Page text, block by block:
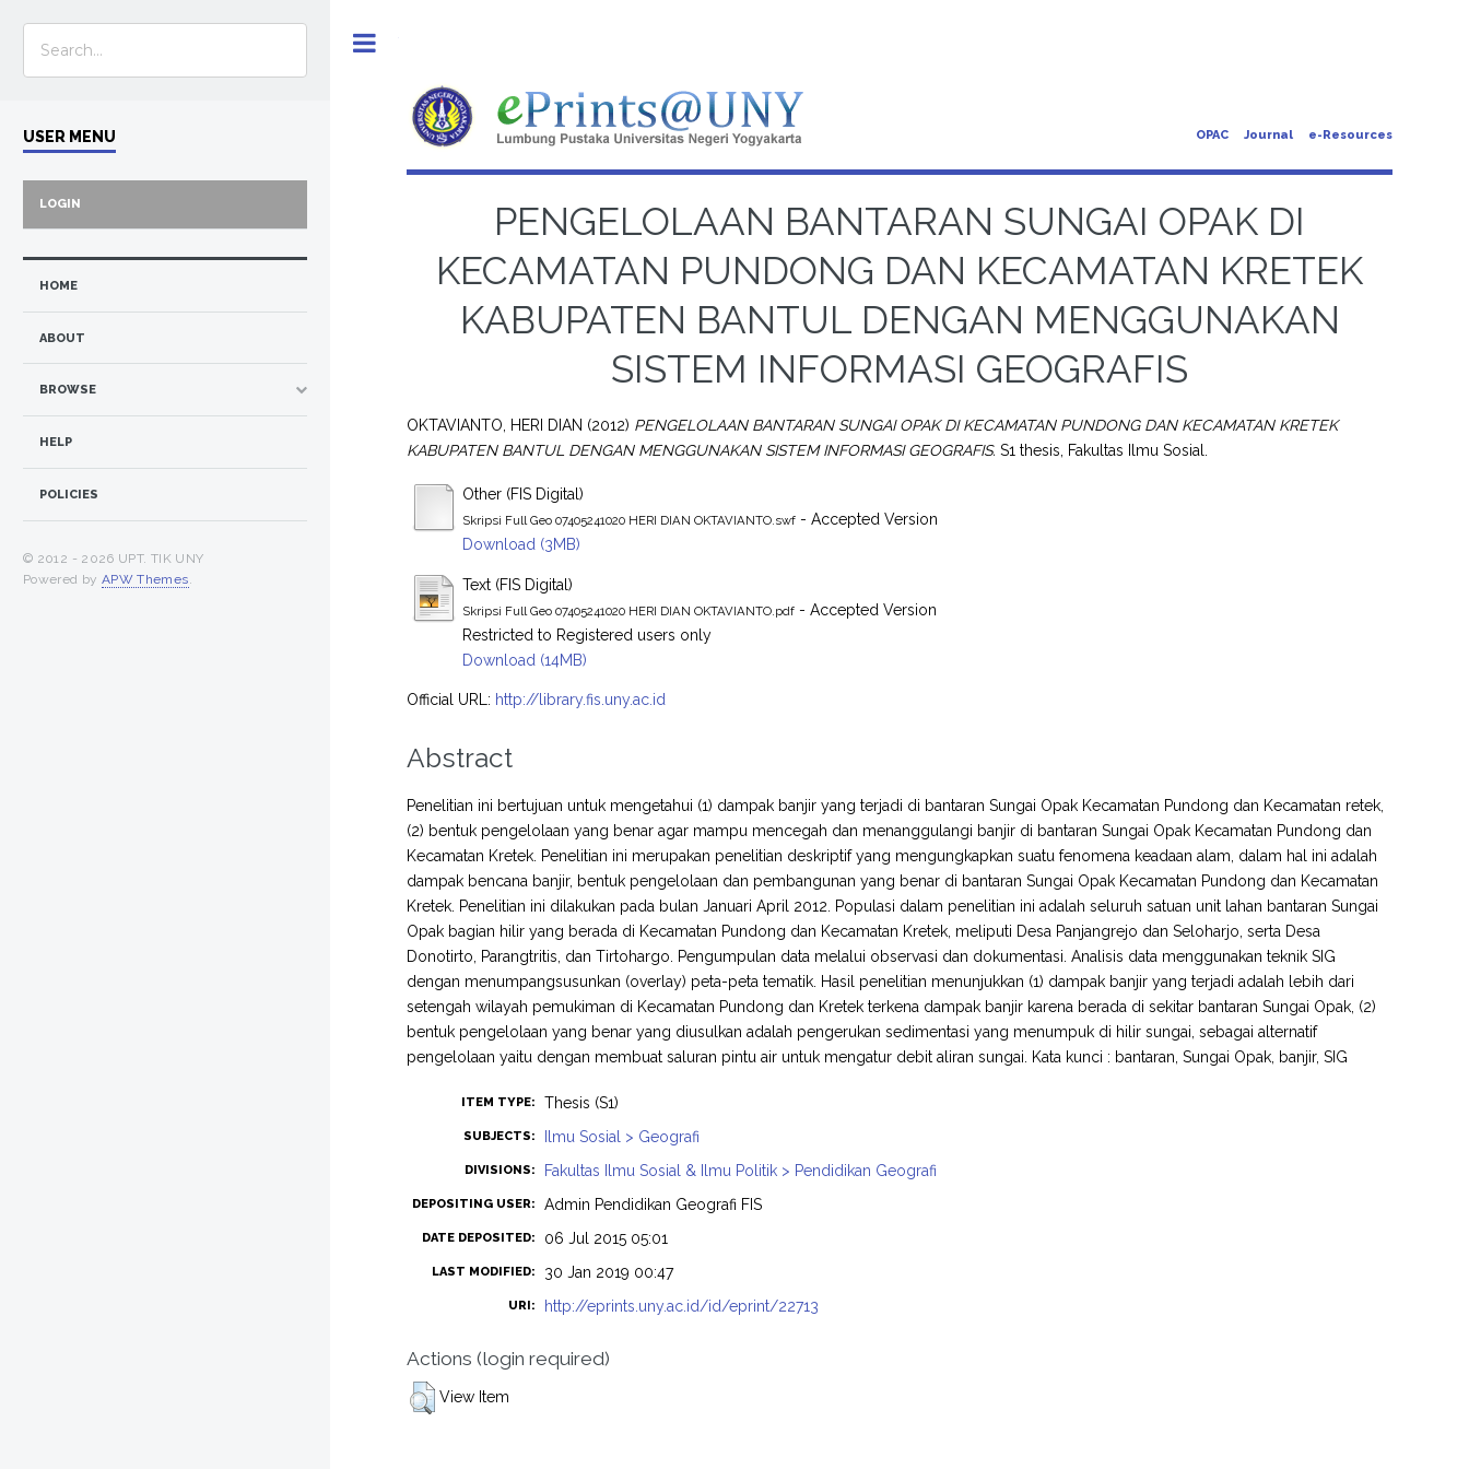
OPAC Journal e-Resources
PENGELOLAAN BANTARAN SUNGAI OPAK DI
KECAMATAN PUNDONG DAN KECAMATAN KRETEK
KABUPATEN BANTUL DENGAN MENGGUNAKAN
SISTEM INFORMASI GEOGRAFIS
OKTAVIANTO, HERI DIAN (2012) PENGELOLAAN BANTARAN SUNGAI OPAK DI KECAMATAN PUNDONG DAN KECAMATAN KRETEK
KABUPATEN BANTUL DENGAN MENGGUNAKAN SISTEM INFORMASI GEOGRAFIS. S1 thesis, Fakultas Ilmu Sosial.
Other (FIS Digital)
Skripsi Full Geo 07405241020 HERI DIAN OKTAVIANTO.swf - Accepted Version
Download (3MB)
Text (FIS Digital)
Skripsi Full Geo 07405241020 HERI DIAN OKTAVIANTO.pdf - Accepted Version
Restricted to Registered users only
Download (14MB)
Official URL: http://library.fis.uny.ac.id
Abstract
Penelitian ini bertujuan untuk mengetahui (1) dampak banjir yang terjadi di bantaran Sungai Opak Kecamatan Pundong dan Kecamatan retek,
(2) bentuk pengelolaan yang benar agar mampu mencegah dan menanggulangi banjir di bantaran Sungai Opak Kecamatan Pundong dan
Kecamatan Kretek. Penelitian ini merupakan penelitian deskriptif yang mengungkapkan suatu fenomena keadaan alam, dalam hal ini adalah
dampak bencana banjir, bentuk pengelolaan dan pembangunan yang benar di bantaran Sungai Opak Kecamatan Pundong dan Kecamatan
Kretek. Penelitian ini dilakukan pada bulan Januari April 2012. Populasi dalam penelitian ini adalah seluruh satuan unit lahan bantaran Sungai
Opak bagian hilir yang berada di Kecamatan Pundong dan Kecamatan Kretek, meliputi Desa Panjangrejo dan Seloharjo, serta Desa
Donotirto, Parangtritis, dan Tirtohargo. Pengumpulan data melalui observasi dan dokumentasi. Analisis data menggunakan teknik SIG
dengan menumpangsusunkan (overlay) peta-peta tematik. Hasil penelitian menunjukkan (1) dampak banjir yang terjadi adalah lebih dari
setengah wilayah pemukiman di Kecamatan Pundong dan Kretek terkena dampak banjir karena berada di sekitar bantaran Sungai Opak, (2)
bentuk pengelolaan yang benar yang diusulkan adalah pengerukan sedimentasi yang menumpuk di hilir sungai, sebagai alternatif
pengelolaan yaitu dengan membuat saluran pintu air untuk mengatur debit aliran sungai. Kata kunci : bantaran, Sungai Opak, banjir, SIG
ITEM TYPE: Thesis (S1)
SUBJECTS: Ilmu Sosial > Geografi
DIVISIONS: Fakultas Ilmu Sosial & Ilmu Politik > Pendidikan Geografi
DEPOSITING USER: Admin Pendidikan Geografi FIS
DATE DEPOSITED: 06 Jul 2015 05:01
LAST MODIFIED: 30 Jan 2019 00:47
URI: http://eprints.uny.ac.id/id/eprint/22713
Actions (login required)
View Item
USER MENU
LOGIN
HOME
ABOUT
BROWSE
HELP
POLICIES
© 2012 - 2026 UPT. TIK UNY
Powered by APW Themes